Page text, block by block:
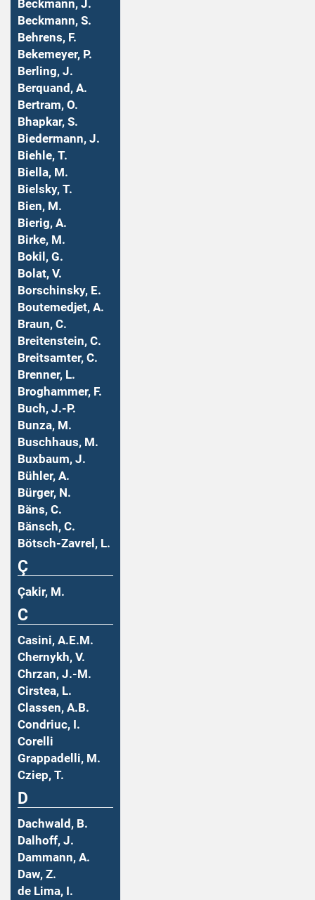
Beckmann, J.
Beckmann, S.
Behrens, F.
Bekemeyer, P.
Berling, J.
Berquand, A.
Bertram, O.
Bhapkar, S.
Biedermann, J.
Biehle, T.
Biella, M.
Bielsky, T.
Bien, M.
Bierig, A.
Birke, M.
Bokil, G.
Bolat, V.
Borschinsky, E.
Boutemedjet, A.
Braun, C.
Breitenstein, C.
Breitsamter, C.
Brenner, L.
Broghammer, F.
Buch, J.-P.
Bunza, M.
Buschhaus, M.
Buxbaum, J.
Bühler, A.
Bürger, N.
Bäns, C.
Bänsch, C.
Bötsch-Zavrel, L.
Ç
Çakir, M.
C
Casini, A.E.M.
Chernykh, V.
Chrzan, J.-M.
Cirstea, L.
Classen, A.B.
Condriuc, I.
Corelli
Grappadelli, M.
Cziep, T.
D
Dachwald, B.
Dalhoff, J.
Dammann, A.
Daw, Z.
de Lima, I.